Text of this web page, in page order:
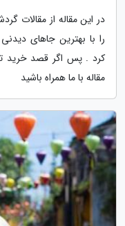
در این مقاله از مقالات
را با بهترین جاهای
کرد . پس اگر قصد خرید
مقاله با ما همراه باشید